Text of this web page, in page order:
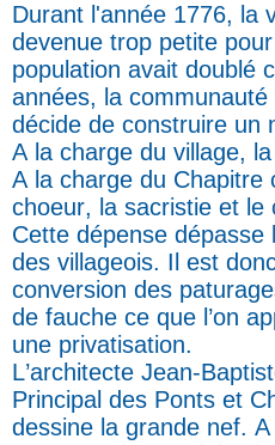
Durant l'année 1776, la
devenue trop petite
population avait doublé
années, la
décide de construire un
A la charge du village,
A la charge du Chapitre
choeur, la sacristie et le
Cette dépense dépasse
des villageois. Il est
conversion des
de fauche ce que l’on
une privatisation.
L’architecte Jean-
Principal des Ponts et
dessine la grande nef. A